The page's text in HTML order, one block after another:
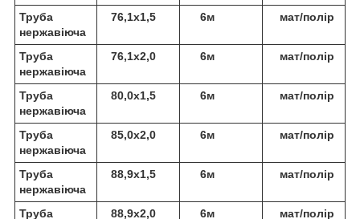
Труба
нержавіюча
76,1х1,5 6м мат/полір
Труба
нержавіюча
76,1х2,0 6м мат/полір
Труба
нержавіюча
80,0х1,5 6м мат/полір
Труба
нержавіюча
85,0х2,0 6м мат/полір
Труба
нержавіюча
88,9х1,5 6м мат/полір
Труба 88,9х2,0 6м мат/полір